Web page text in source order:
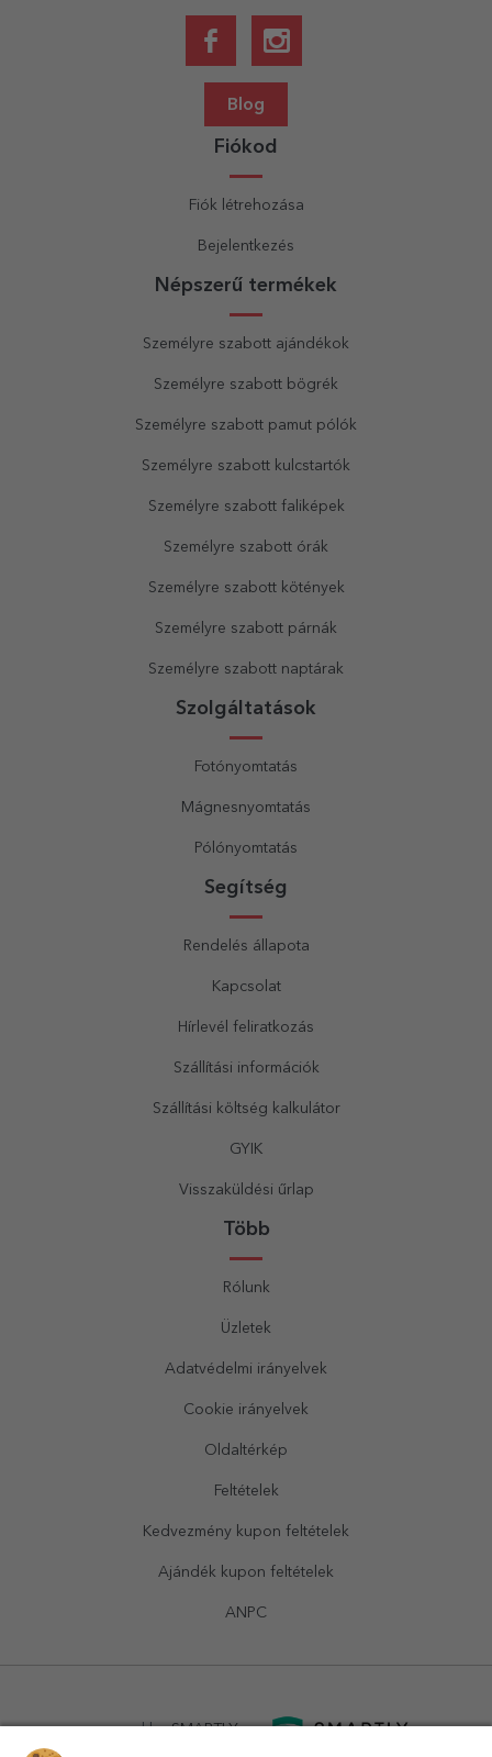
Blog
Fiókod
Fiók létrehozása
Bejelentkezés
Népszerű termékek
Személyre szabott ajándékok
Személyre szabott bögrék
Személyre szabott pamut pólók
Személyre szabott kulcstartók
Személyre szabott faliképek
Személyre szabott órák
Személyre szabott kötények
Személyre szabott párnák
Személyre szabott naptárak
Szolgáltatások
Fotónyomtatás
Mágnesnyomtatás
Pólónyomtatás
Segítség
Rendelés állapota
Kapcsolat
Hírlevél feliratkozás
Szállítási információk
Szállítási költség kalkulátor
GYIK
Visszaküldési űrlap
Több
Rólunk
Üzletek
Adatvédelmi irányelvek
Cookie irányelvek
Oldaltérkép
Feltételek
Kedvezmény kupon feltételek
Ajándék kupon feltételek
ANPC
powered bySMARTLY.ro